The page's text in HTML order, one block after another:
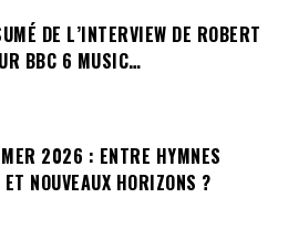
DE L’INTERVIEW DE ROBERT
BBC 6 MUSIC…
2026 : ENTRE HYMNES
NOUVEAUX HORIZONS ?